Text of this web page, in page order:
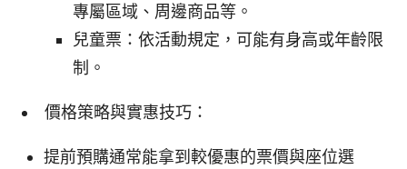
專屬區域、周邊商品等。
兒童票：依活動規定，可能有身高或年齡限
制。
價格策略與實惠技巧：
提前預購通常能拿到較優惠的票價與座位選